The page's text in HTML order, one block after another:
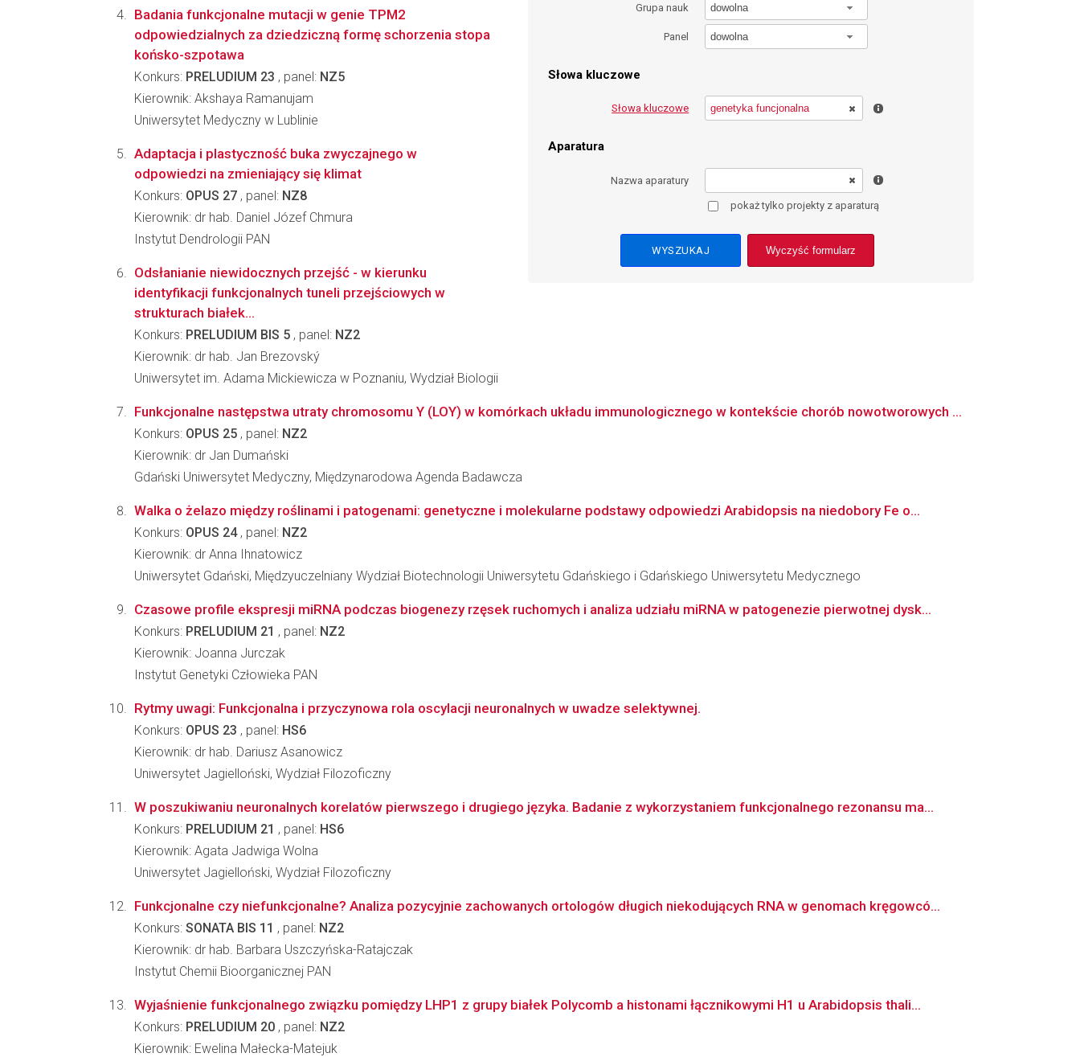
Grupa nauk dowolna
Panel dowolna
Słowa kluczowe
Słowa kluczowe
Aparatura
Nazwa aparatury
pokaż tylko projekty z aparaturą
Wyczyść formularz
Badania funkcjonalne mutacji w genie TPM2
odpowiedzialnych za dziedziczną formę schorzenia stopa
końsko-szpotawa
Konkurs: PRELUDIUM 23 , panel: NZ5
Kierownik: Akshaya Ramanujam
Uniwersytet Medyczny w Lublinie
Adaptacja i plastyczność buka zwyczajnego w
odpowiedzi na zmieniający się klimat
Konkurs: OPUS 27 , panel: NZ8
Kierownik: dr hab. Daniel Józef Chmura
Instytut Dendrologii PAN
Odsłanianie niewidocznych przejść - w kierunku
identyfikacji funkcjonalnych tuneli przejściowych w
strukturach białek...
Konkurs: PRELUDIUM BIS 5 , panel: NZ2
Kierownik: dr hab. Jan Brezovský
Uniwersytet im. Adama Mickiewicza w Poznaniu, Wydział Biologii
Funkcjonalne następstwa utraty chromosomu Y (LOY) w komórkach układu immunologicznego w kontekście chorób nowotworowych ...
Konkurs: OPUS 25 , panel: NZ2
Kierownik: dr Jan Dumański
Gdański Uniwersytet Medyczny, Międzynarodowa Agenda Badawcza
Walka o żelazo między roślinami i patogenami: genetyczne i molekularne podstawy odpowiedzi Arabidopsis na niedobory Fe o...
Konkurs: OPUS 24, panel: NZ2
Kierownik: dr Anna Ihnatowicz
Uniwersytet Gdański, Międzyuczelniany Wydział Biotechnologii Uniwersytetu Gdańskiego i Gdańskiego Uniwersytetu Medycznego
Czasowe profile ekspresji miRNA podczas biogenezy rzęsek ruchomych i analiza udziału miRNA w patogenezie pierwotnej dysk...
Konkurs: PRELUDIUM 21 , panel: NZ2
Kierownik: Joanna Jurczak
Instytut Genetyki Człowieka PAN
Rytmy uwagi: Funkcjonalna i przyczynowa rola oscylacji neuronalnych w uwadze selektywnej.
Konkurs: OPUS 23 , panel: HS6
Kierownik: dr hab. Dariusz Asanowicz
Uniwersytet Jagielloński, Wydział Filozoficzny
W poszukiwaniu neuronalnych korelatów pierwszego i drugiego języka. Badanie z wykorzystaniem funkcjonalnego rezonansu ma...
Konkurs: PRELUDIUM 21 , panel: HS6
Kierownik: Agata Jadwiga Wolna
Uniwersytet Jagielloński, Wydział Filozoficzny
Funkcjonalne czy niefunkcjonalne? Analiza pozycyjnie zachowanych ortologów długich niekodujących RNA w genomach kręgowcó...
Konkurs: SONATA BIS 11 , panel: NZ2
Kierownik: dr hab. Barbara Uszczyńska-Ratajczak
Instytut Chemii Bioorganicznej PAN
Wyjaśnienie funkcjonalnego związku pomiędzy LHP1 z grupy białek Polycomb a histonami łącznikowymi H1 u Arabidopsis thali...
Konkurs: PRELUDIUM 20 , panel: NZ2
Kierownik: Ewelina Małecka-Matejuk